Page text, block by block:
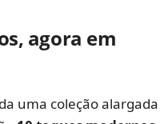
agora em
uma coleção alargada